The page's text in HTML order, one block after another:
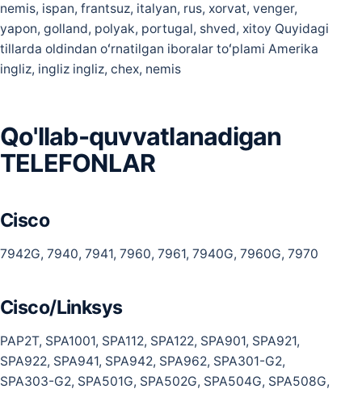
nemis, ispan, frantsuz, italyan, rus, xorvat, venger,
yapon, golland, polyak, portugal, shved, xitoy Quyidagi
tillarda oldindan oʻrnatilgan iboralar toʻplami Amerika
ingliz, ingliz ingliz, chex, nemis
Qo'llab-quvvatlanadigan
TELEFONLAR
Cisco
7942G, 7940, 7941, 7960, 7961, 7940G, 7960G, 7970
Cisco/Linksys
PAP2T, SPA1001, SPA112, SPA122, SPA901, SPA921,
SPA922, SPA941, SPA942, SPA962, SPA301-G2,
SPA303-G2, SPA501G, SPA502G, SPA504G, SPA508G,